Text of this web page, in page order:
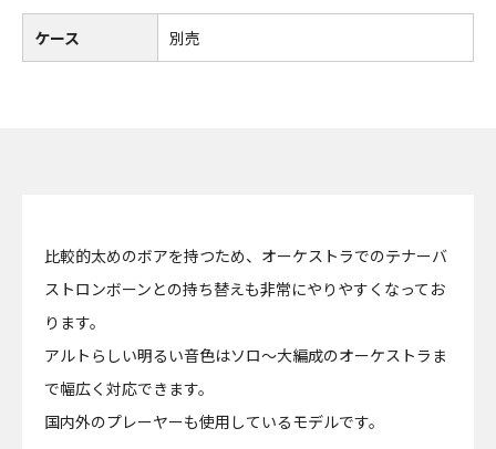
ケース 別売
比較的太めのボアを持つため、オーケストラでのテナーバ
ストロンボーンとの持ち替えも非常にやりやすくなってお
ります。
アルトらしい明るい音色はソロ～大編成のオーケストラま
で幅広く対応できます。
国内外のプレーヤーも使用しているモデルです。